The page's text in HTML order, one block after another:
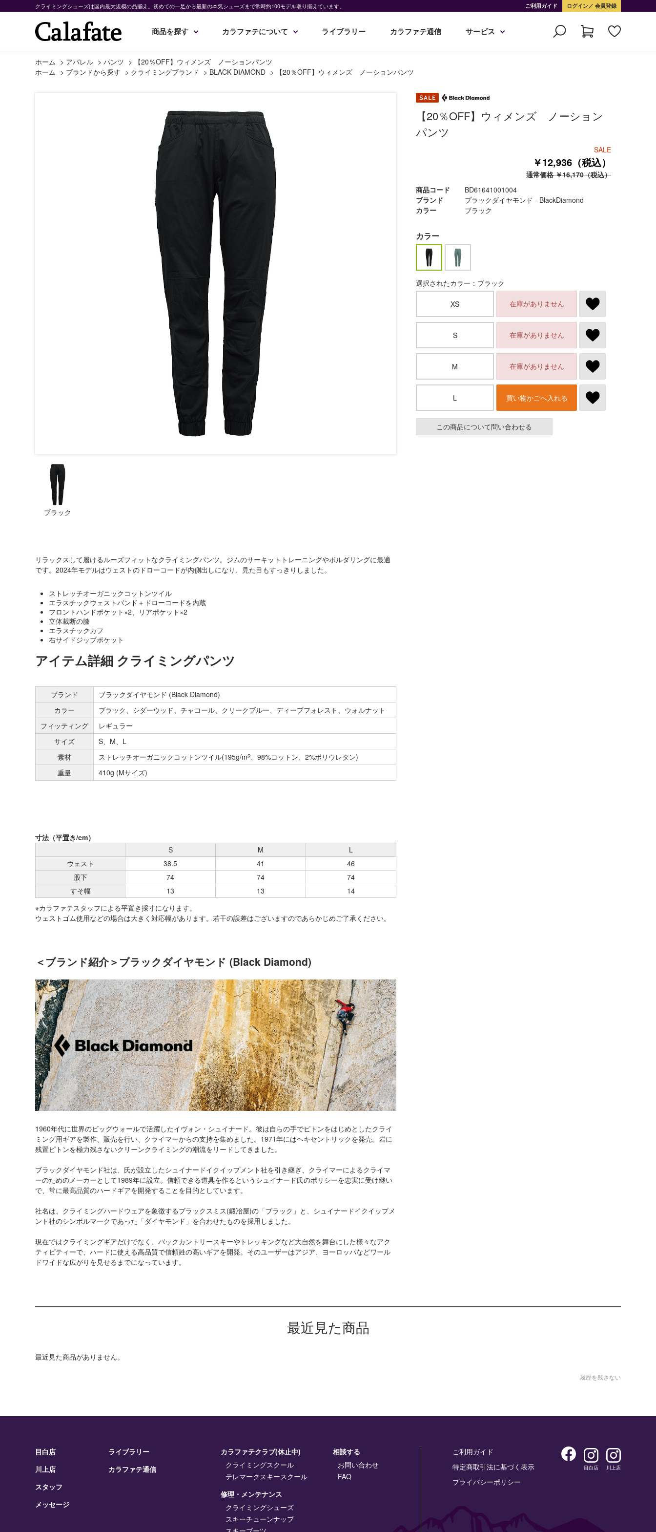
クライミングシューズは国内最大規模の品揃え。初めての一足から最新の本気シューズまで常時約100モデル取り揃えています。 ご利用ガイド ログイン 会員登録
商品を探す カラファテについて ライブラリー カラファテ通信 サービス
ホーム > アパレル > パンツ >
【20％OFF】ウィメンズ ノーションパンツ
ホーム > ブランドから探す > クライミングブランド > BLACK DIAMOND > 【20％OFF】ウィメンズ ノーションパンツ
ブラック
リラックスして履けるルーズフィットなクライミングパンツ。ジムのサーキットトレーニングやボルダリングに最適
です。2024年モデルはウェストのドローコードが内側出しになり、見た目もすっきりしました。
ストレッチオーガニックコットンツイル
エラスチックウェストバンド＋ドローコードを内蔵
フロントハンドポケット×2、リアポケット×2
立体裁断の膝
エラスチックカフ
右サイドジップポケット
アイテム詳細 クライミングパンツ
ブランド
ブラックダイヤモンド (Black Diamond)
カラー
ブラック、シダーウッド、チャコール、クリークブルー、ディープフォレスト、ウォルナット
フィッティング
レギュラー
サイズ
S、M、L
素材
ストレッチオーガニックコットンツイル(195g/m2、98%コットン、2%ポリウレタン)
重量
410g (Mサイズ)
寸法（平置き/cm）
S
M
L
ウェスト
38.5 41
46
股下
74 74
74
すそ幅
13 13
14
※カラファテスタッフによる平置き採寸になります。
ウェストゴム使用などの場合は大きく対応幅があります。若干の誤差はございますのであらかじめご了承ください。
＜ブランド紹介＞ブラックダイヤモンド (Black Diamond)
1960年代に世界のビッグウォールで活躍したイヴォン・シュイナード。彼は自らの手でピトンをはじめとしたクライ
ミング用ギアを製作、販売を行い、クライマーからの支持を集めました。1971年にはヘキセントリックを発売。岩に
残置ピトンを極力残さないクリーンクライミングの潮流をリードしてきました。
ブラックダイヤモンド社は、氏が設立したシュイナードイクイップメント社を引き継ぎ、クライマーによるクライマ
ーのためのメーカーとして1989年に設立。信頼できる道具を作るというシュイナード氏のポリシーを忠実に受け継い
で、常に最高品質のハードギアを開発することを目的としています。
社名は、クライミングハードウェアを象徴するブラックスミス(鍛冶屋)の「ブラック」と、シュイナードイクイップメ
ント社のシンボルマークであった「ダイヤモンド」を合わせたものを採用しました。
現在ではクライミングギアだけでなく、バックカントリースキーやトレッキングなど大自然を舞台にした様々なアク
ティビティーで、ハードに使える高品質で信頼姓の高いギアを開発。そのユーザーはアジア、ヨーロッパなどワール
ドワイドな広がりを見せるまでになっています。
【20％OFF】ウィメンズ ノーション
パンツ
SALE
￥12,936（税込）
通常価格 ￥16,170（税込）
商品コード
BD61641001004
ブランド
ブラックダイヤモンド - BlackDiamond
カラー
ブラック
カラー
選択されたカラー：ブラック
XS 在庫がありません
S 在庫がありません
M 在庫がありません
L 買い物かごへ入れる
この商品について問い合わせる
最近見た商品
最近見た商品がありません。
履歴を残さない
目白店
川上店
スタッフ
メッセージ
ライブラリー
カラファテ通信
カラファテクラブ(休止中)
クライミングスクール
テレマークスキースクール
修理・メンテナンス
クライミングシューズ
スキーチューンナップ
相談する
お問い合わせ
FAQ
ご利用ガイド
特定商取引法に基づく表示
プライバシーポリシー
目白店 川上店